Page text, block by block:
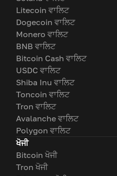
Litecoin ਵਾਲਿਟ
Dogecoin ਵਾਲਿਟ
Monero ਵਾਲਿਟ
BNB ਵਾਲਿਟ
Bitcoin Cash ਵਾਲਿਟ
USDC ਵਾਲਿਟ
Shiba Inu ਵਾਲਿਟ
Toncoin ਵਾਲਿਟ
Tron ਵਾਲਿਟ
Avalanche ਵਾਲਿਟ
Polygon ਵਾਲਿਟ
ਖੋਜੀ
Bitcoin ਖੋਜੀ
Tron ਖੋਜੀ